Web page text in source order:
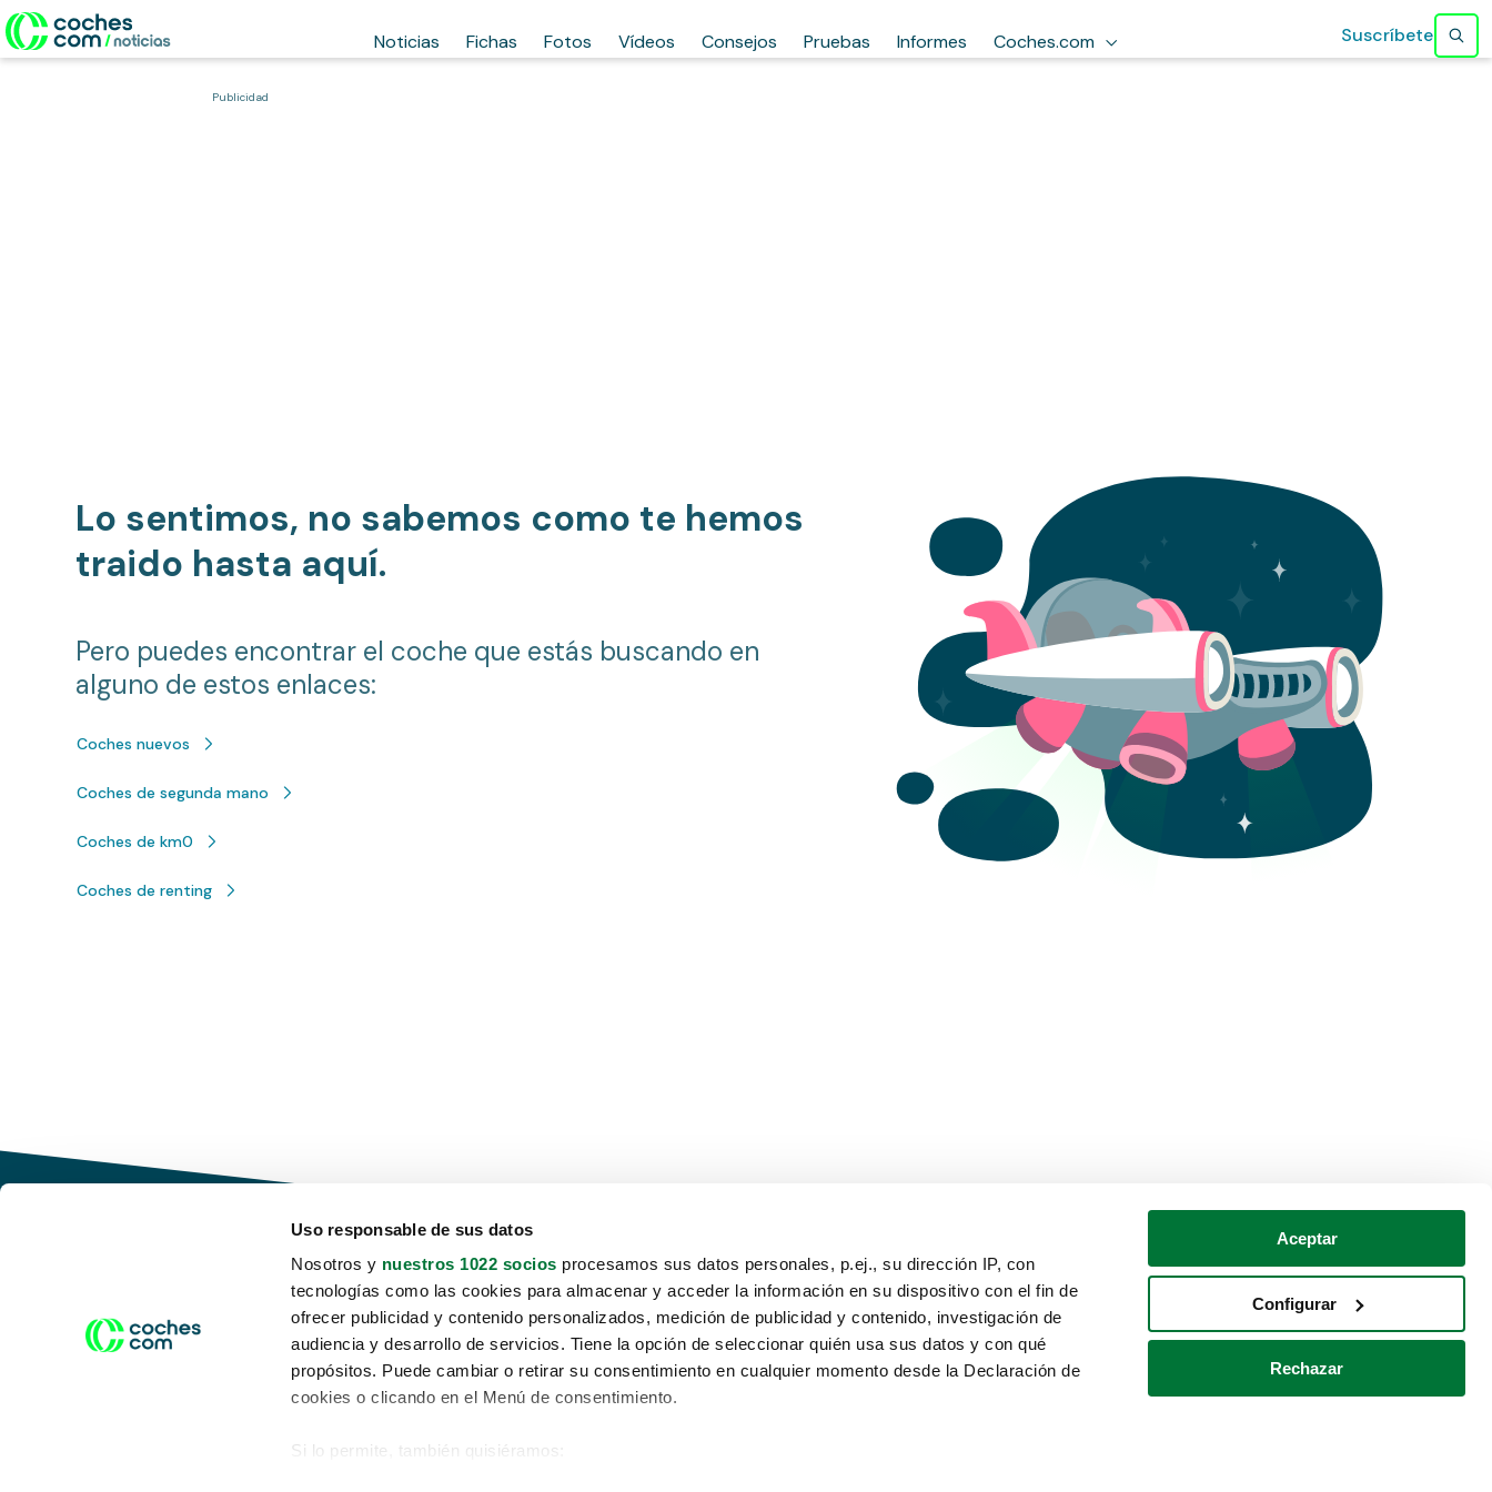
Uso responsable de sus datos
Nosotros y nuestros 1022 socios procesamos sus datos personales, p.ej., su dirección IP, con
tecnologías como las cookies para almacenar y acceder la información en su dispositivo con el fin de
ofrecer publicidad y contenido personalizados, medición de publicidad y contenido, investigación de
audiencia y desarrollo de servicios. Tiene la opción de seleccionar quién usa sus datos y con qué
propósitos. Puede cambiar o retirar su consentimiento en cualquier momento desde la Declaración de
cookies o clicando en el Menú de consentimiento.
Si lo permite, también quisiéramos:
Aceptar
Configurar
Rechazar
Noticias Fichas Fotos Vídeos Consejos Pruebas Informes Coches.com Suscríbete
Publicidad
Lo sentimos, no sabemos como te hemos
traido hasta aquí.
Pero puedes encontrar el coche que estás buscando en
alguno de estos enlaces:
Coches nuevos
Coches de segunda mano
Coches de km0
Coches de renting
Conduce tu futuro,
desata tu movilidad